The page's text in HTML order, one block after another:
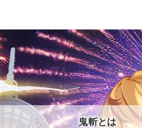
鬼斬とは